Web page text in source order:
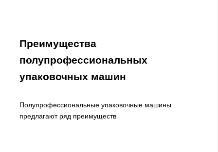
Преимущества
полупрофессиональных
упаковочных машин
Полупрофессиональные упаковочные машины
предлагают ряд преимуществ: